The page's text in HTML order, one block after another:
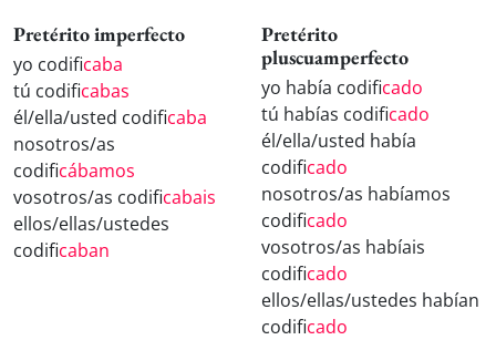
Pretérito imperfecto
yo codificaba
tú codificabas
él/ella/usted codificaba
nosotros/as
codificábamos
vosotros/as codificabais
ellos/ellas/ustedes
codificaban
Pretérito
pluscuamperfecto
yo había codificado
tú habías codificado
él/ella/usted había
codificado
nosotros/as habíamos
codificado
vosotros/as habíais
codificado
ellos/ellas/ustedes habían
codificado